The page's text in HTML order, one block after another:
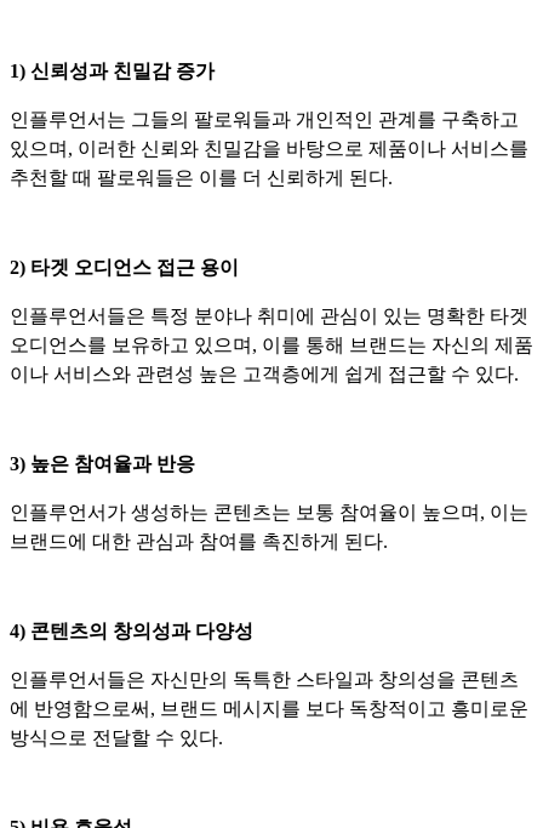
1) 신뢰성과 친밀감 증가
인플루언서는 그들의 팔로워들과 개인적인 관계를 구축하고
있으며, 이러한 신뢰와 친밀감을 바탕으로 제품이나 서비스를
추천할 때 팔로워들은 이를 더 신뢰하게 된다.
2) 타겟 오디언스 접근 용이
인플루언서들은 특정 분야나 취미에 관심이 있는 명확한 타겟
오디언스를 보유하고 있으며, 이를 통해 브랜드는 자신의 제품
이나 서비스와 관련성 높은 고객층에게 쉽게 접근할 수 있다.
3) 높은 참여율과 반응
인플루언서가 생성하는 콘텐츠는 보통 참여율이 높으며, 이는
브랜드에 대한 관심과 참여를 촉진하게 된다.
4) 콘텐츠의 창의성과 다양성
인플루언서들은 자신만의 독특한 스타일과 창의성을 콘텐츠
에 반영함으로써, 브랜드 메시지를 보다 독창적이고 흥미로운
방식으로 전달할 수 있다.